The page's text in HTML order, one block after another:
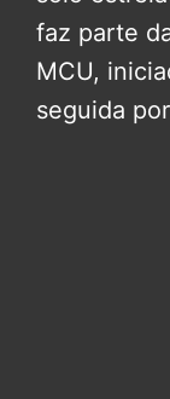
faz parte
MCU,
seguida por